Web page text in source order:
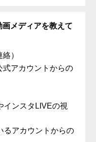
メディアを教えて
）
式アカウントからの
インスタLIVEの視
るアカウントからの